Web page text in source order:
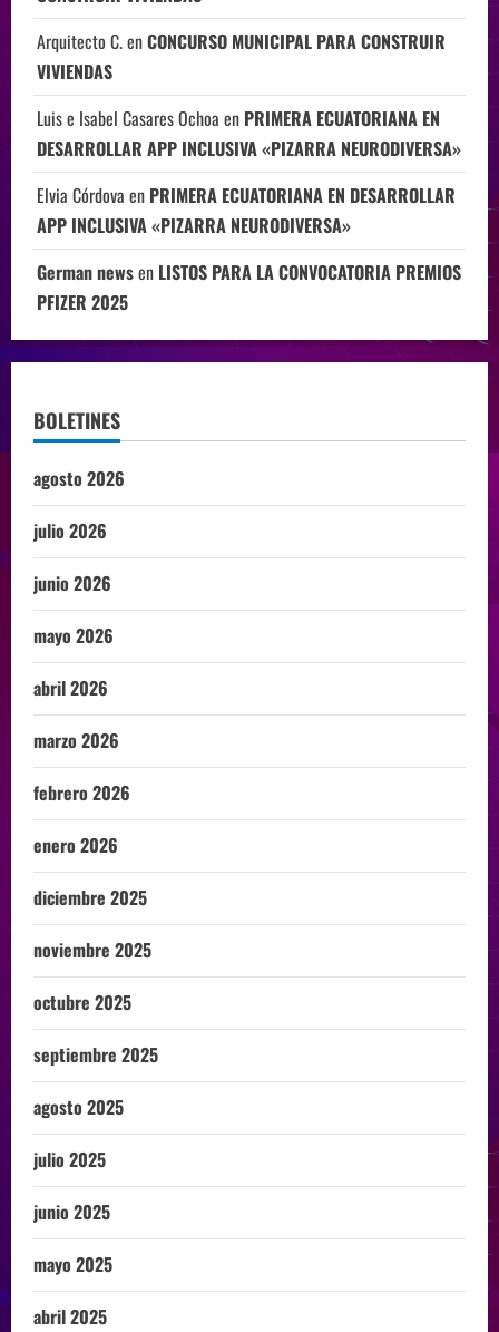
Arquitecto C.enCONCURSO MUNICIPAL PARA CONSTRUIR
VIVIENDAS
Luis e Isabel Casares Ochoa en PRIMERA ECUATORIANA EN
DESARROLLAR APP INCLUSIVA «PIZARRA NEURODIVERSA»
Elvia Córdova en PRIMERA ECUATORIANA EN DESARROLLAR
APP INCLUSIVA «PIZARRA NEURODIVERSA»
German newsen LISTOS PARA LA CONVOCATORIA PREMIOS
PFIZER 2025
BOLETINES
agosto 2026
julio 2026
junio 2026
mayo 2026
abril 2026
marzo 2026
febrero 2026
enero 2026
diciembre 2025
noviembre 2025
octubre 2025
septiembre 2025
agosto 2025
julio 2025
junio 2025
mayo 2025
abril 2025